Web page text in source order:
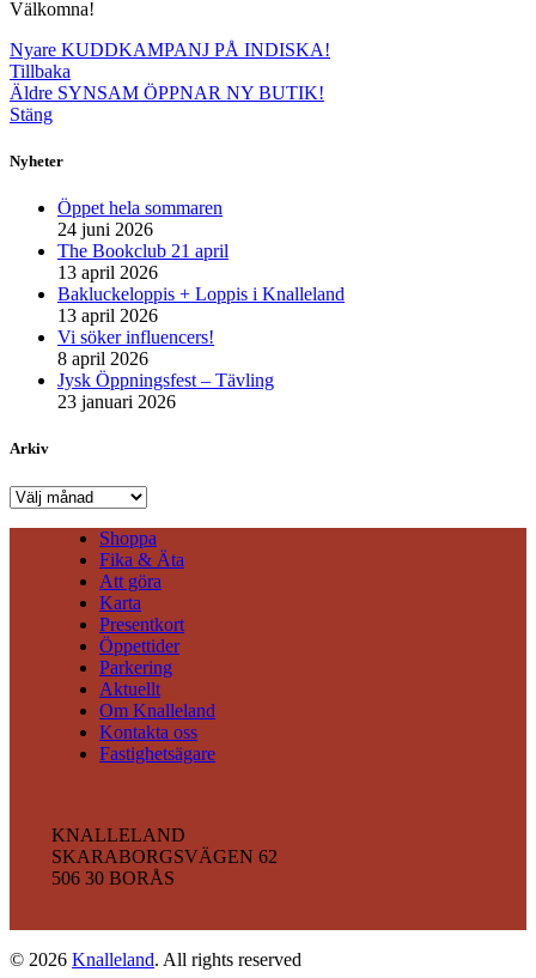
Välkomna!
Nyare KUDDKAMPANJ PÅ INDISKA!
Tillbaka
Äldre SYNSAM ÖPPNAR NY BUTIK!
Stäng
Nyheter
Öppet hela sommaren
24 juni 2026
The Bookclub 21 april
13 april 2026
Bakluckeloppis + Loppis i Knalleland
13 april 2026
Vi söker influencers!
8 april 2026
Jysk Öppningsfest – Tävling
23 januari 2026
Arkiv
Arkiv
Shoppa
Fika & Äta
Att göra
Karta
Presentkort
Öppettider
Parkering
Aktuellt
Om Knalleland
Kontakta oss
Fastighetsägare
KNALLELAND
SKARABORGSVÄGEN 62
506 30 BORÅS
© 2026 Knalleland. All rights reserved